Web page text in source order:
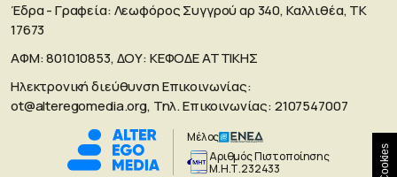
Έδρα - Γραφεία: Λεωφόρος Συγγρού αρ 340, Καλλιθέα, ΤΚ
17673
ΑΦΜ: 801010853, ΔΟΥ: ΚΕΦΟΔΕ ΑΤΤΙΚΗΣ
Ηλεκτρονική διεύθυνση Επικοινωνίας:
ot@alteregomedia.org, Τηλ. Επικοινωνίας: 2107547007
Μέλος
Aριθμός Πιστοποίησης
Μ.Η.Τ.232433
Cookies